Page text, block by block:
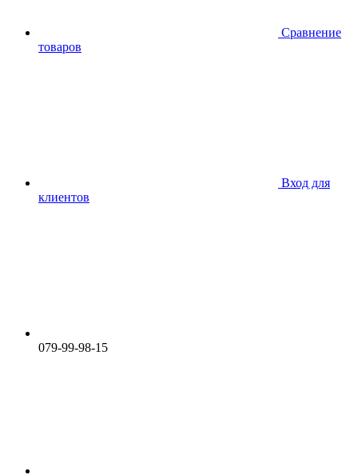
Сравнение
товаров
Вход для
клиентов
079-99-98-15